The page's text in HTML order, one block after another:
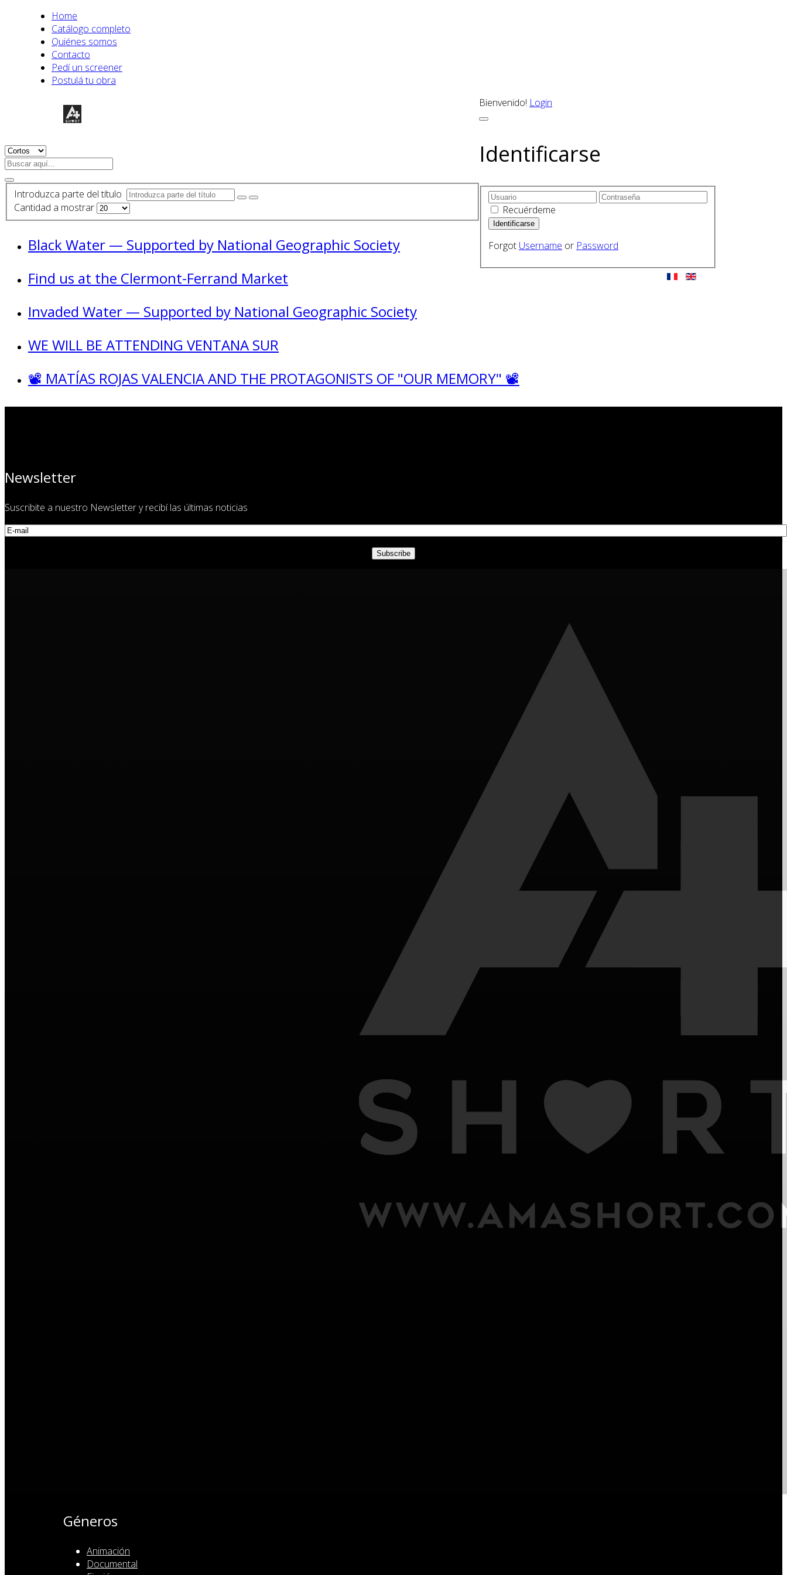
Home
Catálogo completo
Quiénes somos
Contacto
Pedí un screener
Postulá tu obra
Bienvenido! Login
Identificarse
Recuérdeme
Forgot Username or Password
Introduzca parte del título
Cantidad a mostrar
Black Water — Supported by National Geographic Society
Find us at the Clermont-Ferrand Market
Invaded Water — Supported by National Geographic Society
WE WILL BE ATTENDING VENTANA SUR
📽️ MATÍAS ROJAS VALENCIA AND THE PROTAGONISTS OF "OUR MEMORY" 📽️
Newsletter
Suscribite a nuestro Newsletter y recibí las últimas noticias
Géneros
Animación
Documental